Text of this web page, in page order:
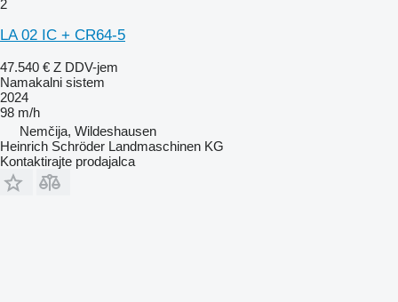
2
LA 02 IC + CR64-5
47.540 € Z DDV-jem
Namakalni sistem
2024
98 m/h
Nemčija, Wildeshausen
Heinrich Schröder Landmaschinen KG
Kontaktirajte prodajalca